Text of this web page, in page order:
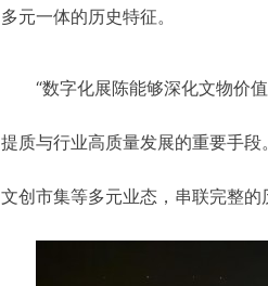
多元一体的历史特征。
“数字化展陈能够深化文物价
提质与行业高质量发展的重要手
文创市集等多元业态，串联完整的